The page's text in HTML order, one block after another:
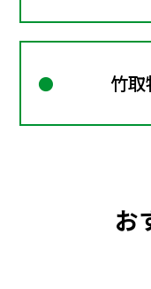
竹取
お